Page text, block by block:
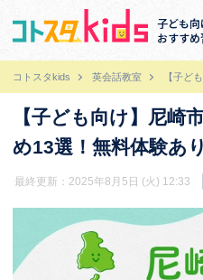
子ども向
おすす
コトスタkids 英会話教室 【子ど
【子ども向け】尼崎
め13選！無料体験あり
最終更新：2025年8月5日 (火) 12:33